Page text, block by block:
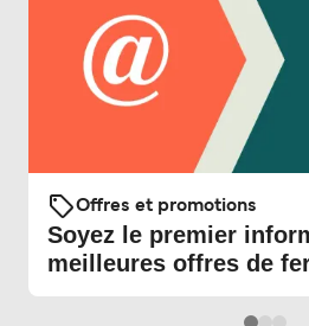
Offres et promotions
Soyez le premier
meilleures offres de